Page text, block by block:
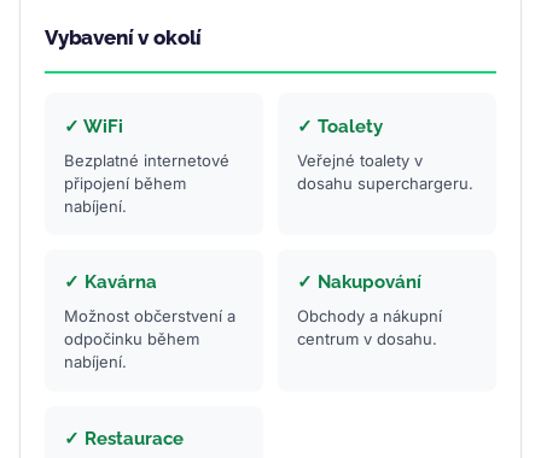
Vybavení v okolí
✓ WiFi
Bezplatné internetové
připojení během
nabíjení.
✓ Toalety
Veřejné toalety v
dosahu superchargeru.
✓ Kavárna
Možnost občerstvení a
odpočinku během
nabíjení.
✓ Nakupování
Obchody a nákupní
centrum v dosahu.
✓ Restaurace